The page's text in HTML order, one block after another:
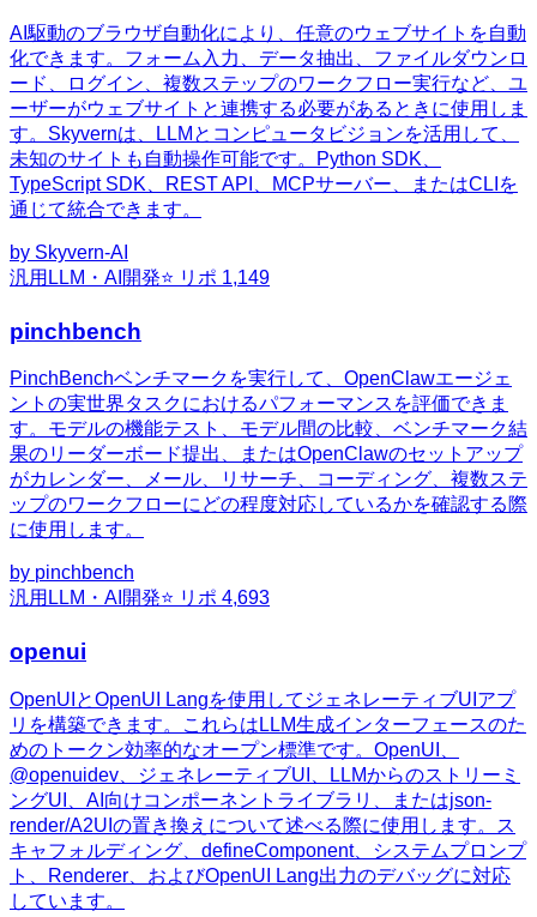
AI駆動のブラウザ自動化により、任意のウェブサイトを自動
化できます。フォーム入力、データ抽出、ファイルダウンロ
ード、ログイン、複数ステップのワークフロー実行など、ユ
ーザーがウェブサイトと連携する必要があるときに使用しま
す。Skyvernは、LLMとコンピュータビジョンを活用して、
未知のサイトも自動操作可能です。Python SDK、
TypeScript SDK、REST API、MCPサーバー、またはCLIを
通じて統合できます。
by Skyvern-AI
汎用 LLM・AI開発⭐ リポ 1,149
pinchbench
PinchBenchベンチマークを実行して、OpenClawエージェ
ントの実世界タスクにおけるパフォーマンスを評価できま
す。モデルの機能テスト、モデル間の比較、ベンチマーク結
果のリーダーボード提出、またはOpenClawのセットアップ
がカレンダー、メール、リサーチ、コーディング、複数ステ
ップのワークフローにどの程度対応しているかを確認する際
に使用します。
by pinchbench
汎用 LLM・AI開発⭐ リポ 4,693
openui
OpenUIとOpenUI Langを使用してジェネレーティブUIアプ
リを構築できます。これらはLLM生成インターフェースのた
めのトークン効率的なオープン標準です。OpenUI、
@openuidev、ジェネレーティブUI、LLMからのストリーミ
ングUI、AI向けコンポーネントライブラリ、またはjson-
render/A2UIの置き換えについて述べる際に使用します。ス
キャフォルディング、defineComponent、システムプロンプ
ト、Renderer、およびOpenUI Lang出力のデバッグに対応
しています。